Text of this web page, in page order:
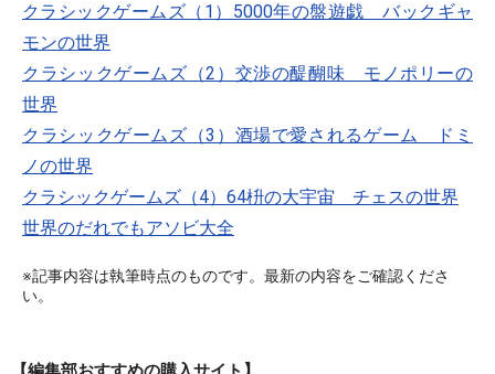
クラシックゲームズ（1）5000年の盤遊戯 バックギャ
モンの世界
クラシックゲームズ（2）交渉の醍醐味 モノポリーの
世界
クラシックゲームズ（3）酒場で愛されるゲーム ドミ
ノの世界
クラシックゲームズ（4）64枡の大宇宙 チェスの世界
世界のだれでもアソビ大全
※記事内容は執筆時点のものです。最新の内容をご確認くださ
い。